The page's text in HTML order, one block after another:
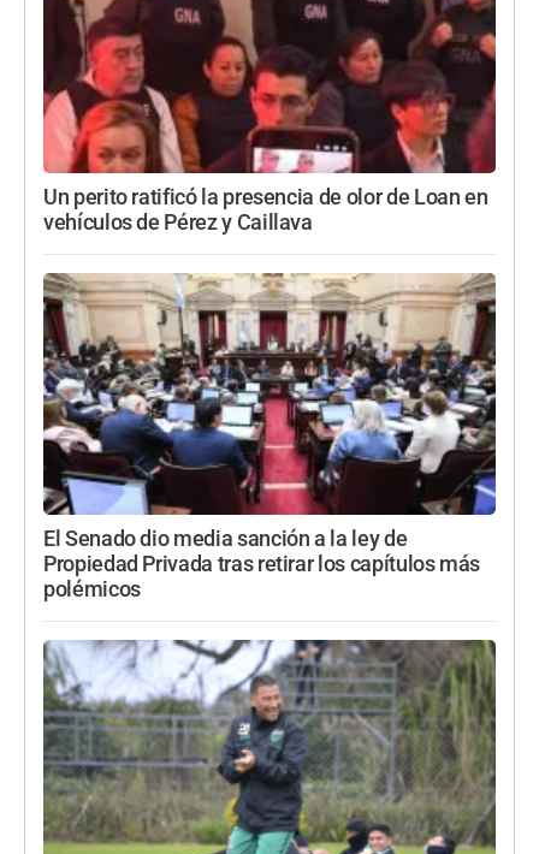
Un perito ratificó la presencia de olor de Loan en
vehículos de Pérez y Caillava
El Senado dio media sanción a la ley de
Propiedad Privada tras retirar los capítulos más
polémicos